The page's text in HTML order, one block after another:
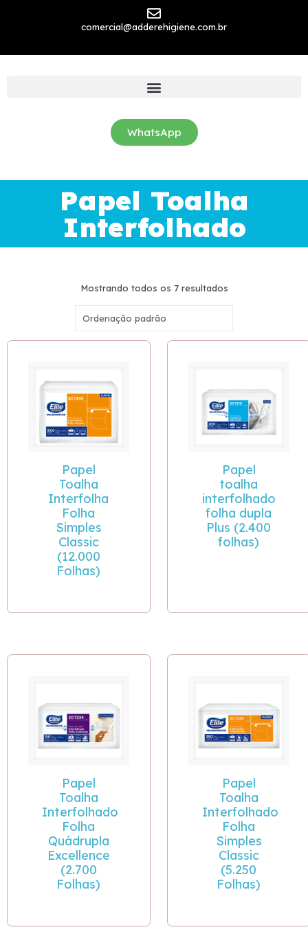
comercial@adderehigiene.com.br
WhatsApp
Papel Toalha
Interfolhado
Mostrando todos os 7 resultados
Papel
Toalha
Interfolha
Folha
Simples
Classic
(12.000
Folhas)
Papel
toalha
interfolhado
folha dupla
Plus (2.400
folhas)
Papel
Toalha
Interfolhado
Folha
Quádrupla
Excellence
(2.700
Folhas)
Papel
Toalha
Interfolhado
Folha
Simples
Classic
(5.250
Folhas)